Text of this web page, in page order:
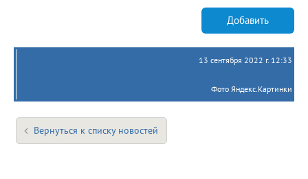
Добавить
13 сентября 2022 г. 12:33
Фото Яндекс.Картинки
Вернуться к списку новостей